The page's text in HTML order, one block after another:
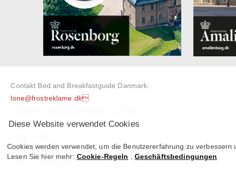
Contakt Bed and Breakfastguide Danmark:
lone@frostreklame.dk
Nyborgvej 7
CVR 41516232
Bank: Danske Bank, Nyborg
Diese Website verwendet Cookies
Cookies werden verwendet, um die Benutzererfahrung zu verbessern
Lesen Sie hier mehr: Cookie-Regeln Geschäftsbedingungen